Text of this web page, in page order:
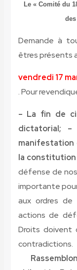
Le « Comité du
Demande à
êtres présents
vendredi 17
. Pour
– La fin de
dictatorial;
manifestation
la constitution
défense de
importante
aux ordres
actions de
Droits doivent
contradictions.